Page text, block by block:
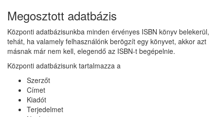
Megosztott adatbázis
Központi adatbázisunkba minden érvényes ISBN könyv belekerül,
tehát, ha valamely felhasználónk berögzít egy könyvet, akkor azt
másnak már nem kell, elegendő az ISBN-t begépelnie.
Központi adatbázisunk tartalmazza a
Szerzőt
Címet
Kiadót
Terjedelmet